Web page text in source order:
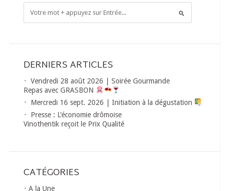
DERNIERS ARTICLES
Vendredi 28 août 2026 | Soirée Gourmande
Repas avec GRASBON
Mercredi 16 sept. 2026 | Initiation à la dégustation
Presse : L’économie drômoise
Vinothentik reçoit le Prix Qualité
CATÉGORIES
A la Une